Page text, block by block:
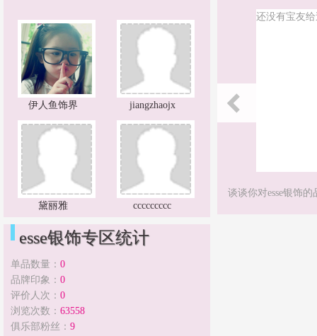
伊人鱼饰界 jiangzhaojx
黛丽雅 ccccccccc
esse银饰专区统计
单品数量： 0
品牌印象： 0
评价人次： 0
浏览次数： 63558
俱乐部粉丝： 9
还没有宝友
谈谈你对esse银饰